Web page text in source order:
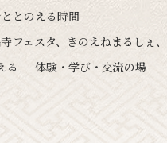
とのえる時間
フェスタ、きのえねまるしぇ
る — 体験・学び・交流の場